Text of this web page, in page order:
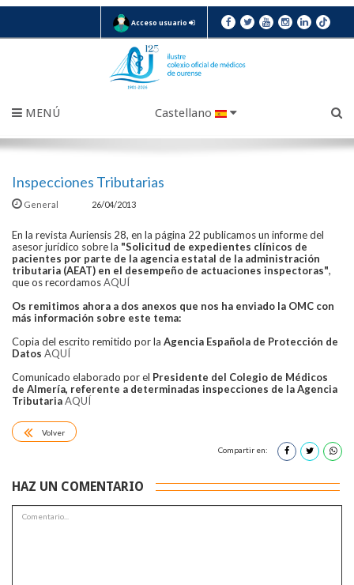
Acceso usuario
MENÚ Castellano
Inspecciones Tributarias
General 26/04/2013
En la revista Auriensis 28, en la página 22 publicamos un informe del
asesor jurídico sobre la "Solicitud de expedientes clínicos de
pacientes por parte de la agencia estatal de la administración
tributaria (AEAT) en el desempeño de actuaciones inspectoras",
que os recordamosAQUÍ
Os remitimos ahora a dos anexos que nos ha enviado la OMC con
más información sobre este tema:
Copia del escrito remitido por la Agencia Española de Protección de
Datos AQUÍ
Comunicado elaborado por el Presidente del Colegio de Médicos
de Almería, referente a determinadas inspecciones de la Agencia
TributariaAQUÍ
Volver
Compartir en:
HAZ UN COMENTARIO